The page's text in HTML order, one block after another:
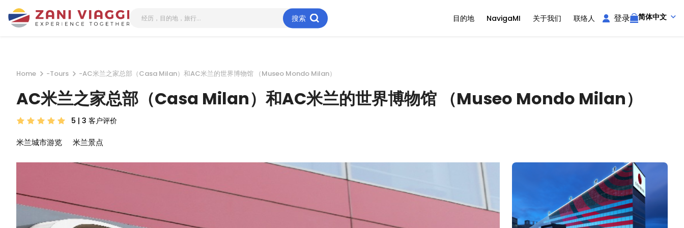
搜索 目的地 NavigaMI 关于我们 联络人 登录 简体中文
Home -Tours -AC米兰之家总部（Casa Milan）和AC米兰的世界博物馆 （Museo Mondo Milan）
AC米兰之家总部（Casa Milan）和AC米兰的世界博物馆 （Museo Mondo Milan）
5 | 3 客户评价
米兰城市游览 米兰景点